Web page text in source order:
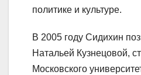
политике и культуре.
В 2005 году Сидихин
Натальей Кузнецовой,
Московского